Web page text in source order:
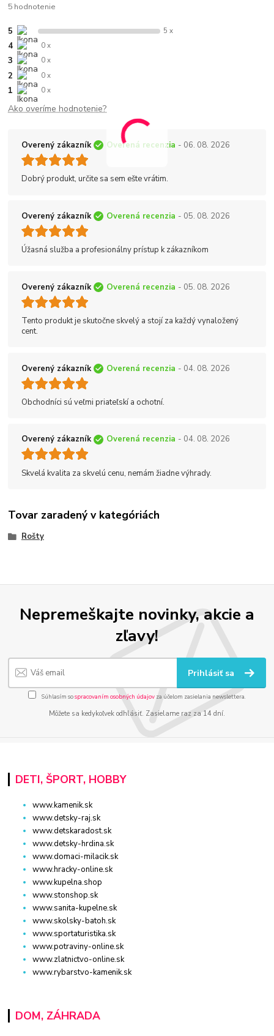
5 hodnotenie
5 5 x
4 0 x
3 0 x
2 0 x
1 0 x
Ako overíme hodnotenie?
Overený zákazník Overená recenzia - 06. 08. 2026
Dobrý produkt, určite sa sem ešte vrátim.
Overený zákazník Overená recenzia - 05. 08. 2026
Úžasná služba a profesionálny prístup k zákazníkom
Overený zákazník Overená recenzia - 05. 08. 2026
Tento produkt je skutočne skvelý a stojí za každý vynaložený
cent.
Overený zákazník Overená recenzia - 04. 08. 2026
Obchodníci sú veľmi priateľskí a ochotní.
Overený zákazník Overená recenzia - 04. 08. 2026
Skvelá kvalita za skvelú cenu, nemám žiadne výhrady.
Tovar zaradený v kategóriách
Rošty
Nepremeškajte novinky, akcie a
zľavy!
Prihlásiť sa
Súhlasím sospracovaním osobných údajov za účelom zasielania newslettera.
Môžete sa kedykoľvek odhlásiť. Zasielame raz za 14 dní.
DETI, ŠPORT, HOBBY
www.kamenik.sk
www.detsky-raj.sk
www.detskaradost.sk
www.detsky-hrdina.sk
www.domaci-milacik.sk
www.hracky-online.sk
www.kupelna.shop
www.stonshop.sk
www.sanita-kupelne.sk
www.skolsky-batoh.sk
www.sportaturistika.sk
www.potraviny-online.sk
www.zlatnictvo-online.sk
www.rybarstvo-kamenik.sk
DOM, ZÁHRADA